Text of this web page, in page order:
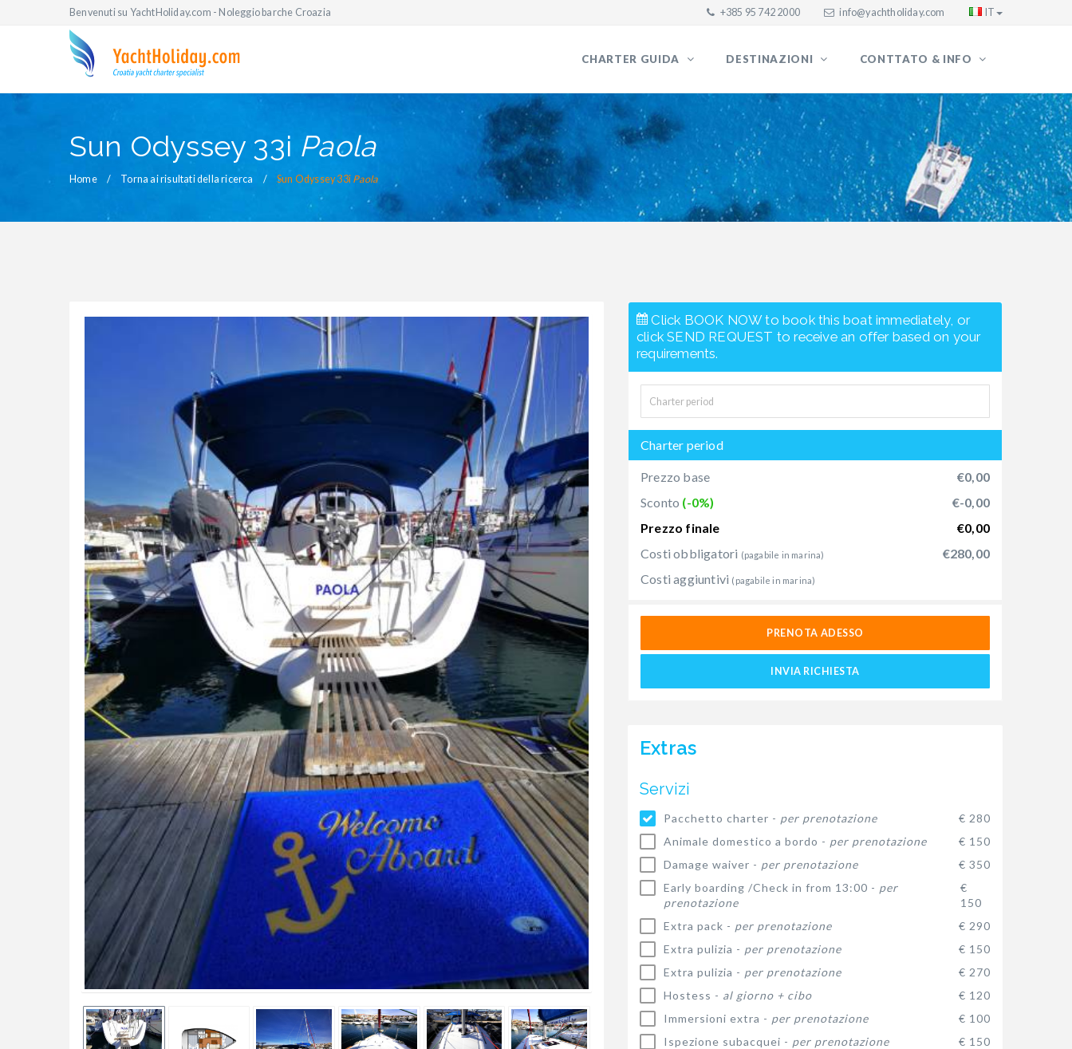
Benvenuti su YachtHoliday.com - Noleggio barche Croazia +385 95 742 2000 info@yachtholiday.com IT
CHARTER GUIDA DESTINAZIONI CONTTATO & INFO
Sun Odyssey 33i Paola
Home Torna ai risultati della ricerca Sun Odyssey 33i Paola
Click BOOK NOW to book this boat immediately, or
click SEND REQUEST to receive an offer based on your
requirements.
Charter period
Prezzo base
€0,00
Sconto (-0%)
€-0,00
Prezzo finale
€0,00
Costi obbligatori (pagabile in marina)
€280,00
Costi aggiuntivi (pagabile in marina)
PRENOTA ADESSO
INVIA RICHIESTA
Extras
Servizi
Pacchetto charter - per prenotazione
€ 280
Animale domestico a bordo - per prenotazione
€ 150
Damage waiver - per prenotazione
€ 350
Early boarding /Check in from 13:00 - per
prenotazione
€
150
Extra pack - per prenotazione
€ 290
Extra pulizia - per prenotazione
€ 150
Extra pulizia - per prenotazione
€ 270
Hostess - al giorno + cibo
€ 120
Immersioni extra - per prenotazione
€ 100
Ispezione subacquei - per prenotazione
€ 150